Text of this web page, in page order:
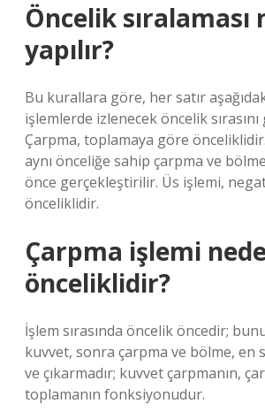
Öncelik sıralaması
yapılır?
Bu kurallara göre, her satır
işlemlerde izlenecek öncelik
Çarpma, toplamaya göre
aynı önceliğe sahip çarpma ve
önce gerçekleştirilir. Üs işlemi,
önceliklidir.
Çarpma işlemi
önceliklidir?
İşlem sırasında öncelik öncedir;
kuvvet, sonra çarpma ve bölme, en
ve çıkarmadır; kuvvet çarpmanın,
toplamanın fonksiyonudur.